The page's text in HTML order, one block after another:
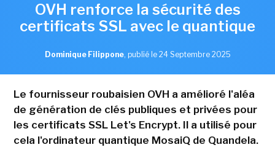
OVH renforce la sécurité des
certificats SSL avec le quantique
Dominique Filippone, publié le 24 Septembre 2025
Le fournisseur roubaisien OVH a amélioré l'aléa
de génération de clés publiques et privées pour
les certificats SSL Let's Encrypt. Il a utilisé pour
cela l'ordinateur quantique MosaiQ de Quandela.